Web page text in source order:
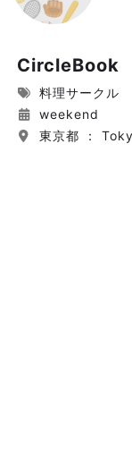
CircleBook
料理サークル
weekend
東京都 ：